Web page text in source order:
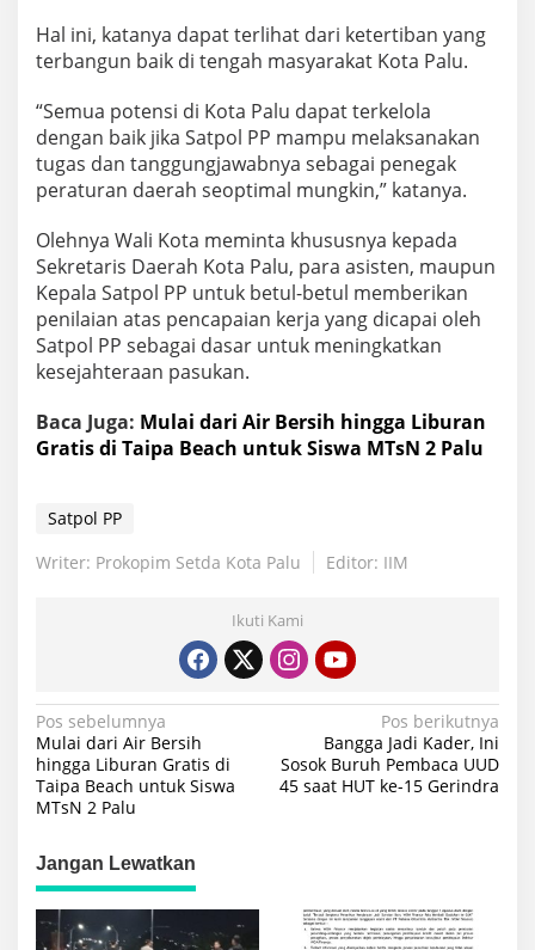
Hal ini, katanya dapat terlihat dari ketertiban yang
terbangun baik di tengah masyarakat Kota Palu.
“Semua potensi di Kota Palu dapat terkelola
dengan baik jika Satpol PP mampu melaksanakan
tugas dan tanggungjawabnya sebagai penegak
peraturan daerah seoptimal mungkin,” katanya.
Olehnya Wali Kota meminta khususnya kepada
Sekretaris Daerah Kota Palu, para asisten, maupun
Kepala Satpol PP untuk betul-betul memberikan
penilaian atas pencapaian kerja yang dicapai oleh
Satpol PP sebagai dasar untuk meningkatkan
kesejahteraan pasukan.
Baca Juga: Mulai dari Air Bersih hingga Liburan
Gratis di Taipa Beach untuk Siswa MTsN 2 Palu
Satpol PP
Writer: Prokopim Setda Kota Palu
Editor: IIM
Ikuti Kami
Navigasi
pos
Pos sebelumnya
Mulai dari Air Bersih
hingga Liburan Gratis di
Taipa Beach untuk Siswa
MTsN 2 Palu
Pos berikutnya
Bangga Jadi Kader, Ini
Sosok Buruh Pembaca UUD
45 saat HUT ke-15 Gerindra
Jangan Lewatkan